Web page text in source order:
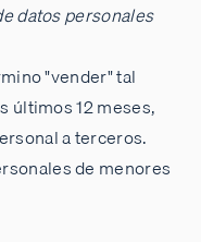
datos personales
"vender" tal
últimos 12 meses,
a terceros.
de menores